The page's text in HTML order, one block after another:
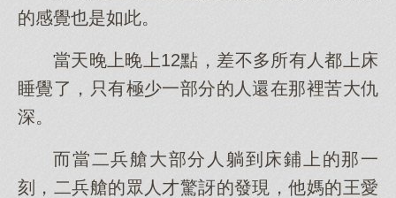
的感覺也是如此。
當天晚上晚上12點，差不多所有人都上床
睡覺了，只有極少一部分的人還在那裡苦大仇
深。
而當二兵艙大部分人躺到床鋪上的那一
刻，二兵艙的眾人才驚訝的發現，他媽的王愛